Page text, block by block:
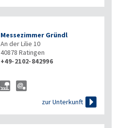
Messezimmer Gründl
An der Lilie 10
40878 Ratingen
+49-2102-842996
zur Unterkunft 